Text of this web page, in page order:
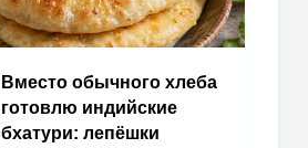
Вместо обычного хлеба
готовлю индийские
бхатури: лепёшки